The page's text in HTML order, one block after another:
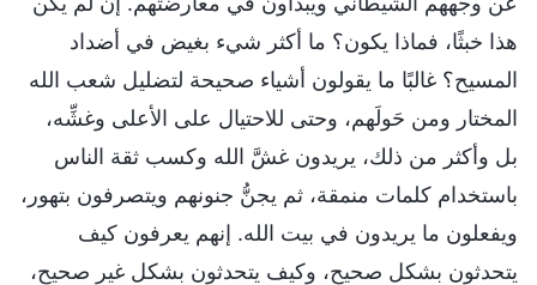
هذا خبثًا، فماذا يكون؟ ما أكثر شيء بغيض في أضداد
المسيح؟ غالبًا ما يقولون أشياء صحيحة لتضليل شعب الله
المختار ومن حَولَهم، وحتى للاحتيال على الأعلى وغشِّه،
بل وأكثر من ذلك، يريدون غشَّ الله وكسب ثقة الناس
باستخدام كلمات منمقة، ثم يجنُّ جنونهم ويتصرفون بتهور،
ويفعلون ما يريدون في بيت الله. إنهم يعرفون كيف
يتحدثون بشكل صحيح، وكيف يتحدثون بشكل غير صحيح،